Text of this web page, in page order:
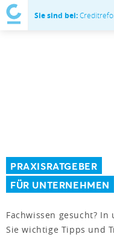
Sie sind bei:
PRAXISRATGEBER
FÜR UNTERNEHMEN
Fachwissen gesucht?
Sie wichtige Tipps und